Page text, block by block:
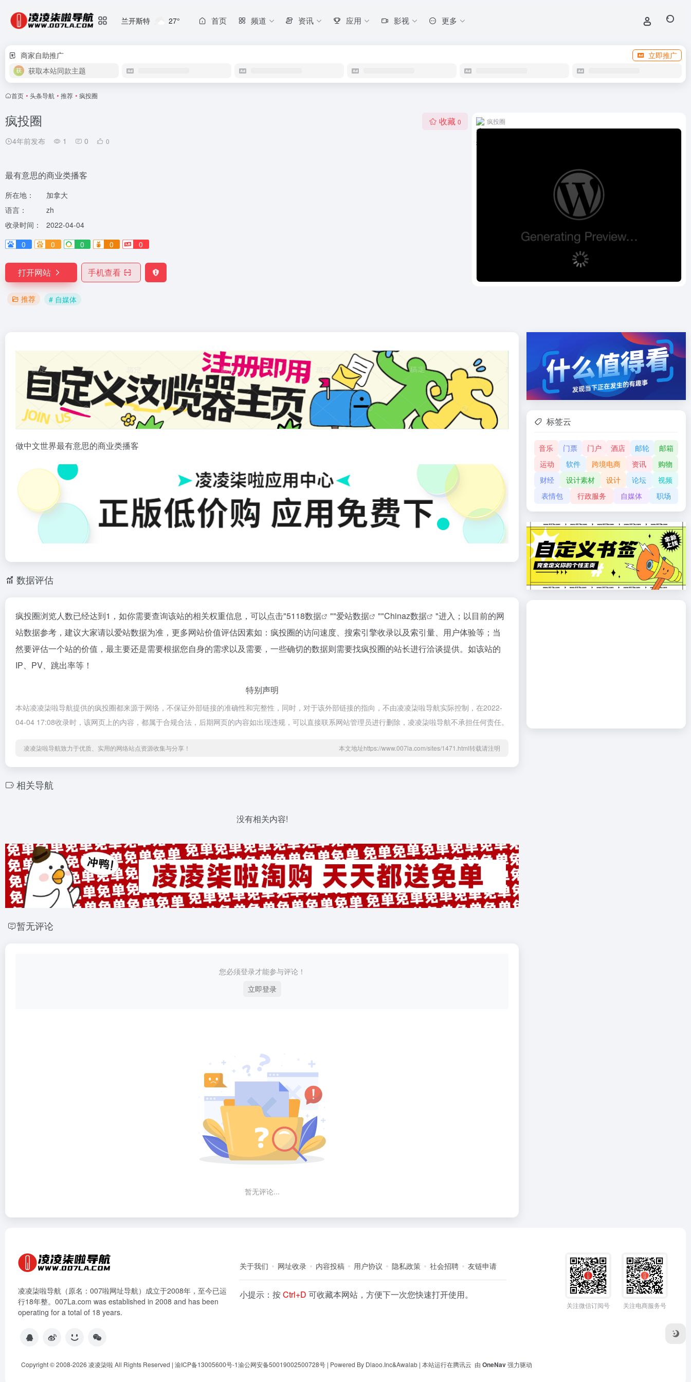
兰开斯特 27° 首页 频道 资讯 应用 影视 更多
商家自助推广
立即推广
获取本站同款主题
首页 • 头条导航 • 推荐 • 疯投圈
疯投圈
4年前发布 1 0 0
收藏 0
最有意思的商业类播客
所在地：
加拿大
语言：
zh
收录时间：
2022-04-04
0
0 0 0 0
打开网站 手机查看
推荐 # 自媒体
疯投圈
做中文世界最有意思的商业类播客
数据评估
疯投圈浏览人数已经达到1，如你需要查询该站的相关权重信息，可以点击"5118数据 ""爱站数据 ""Chinaz数据
"进入；以目前的网
站数据参考，建议大家请以爱站数据为准，更多网站价值评估因素如：疯投圈的访问速度、搜索引擎收录以及索引量、用户体验等；当
然要评估一个站的价值，最主要还是需要根据您自身的需求以及需要，一些确切的数据则需要找疯投圈的站长进行洽谈提供。如该站的
IP、PV、跳出率等！
特别声明
本站凌凌柒啦导航提供的疯投圈都来源于网络，不保证外部链接的准确性和完整性，同时，对于该外部链接的指向，不由凌凌柒啦导航实际控制，在2022-
04-04 17:08收录时，该网页上的内容，都属于合规合法，后期网页的内容如出现违规，可以直接联系网站管理员进行删除，凌凌柒啦导航不承担任何责任。
凌凌柒啦导航致力于优质、实用的网络站点资源收集与分享！ 本文地址https://www.007la.com/sites/1471.html转载请注明
相关导航
没有相关内容!
暂无评论
您必须登录才能参与评论！
立即登录
暂无评论...
标签云
音乐 门票 门户 酒店 邮轮
邮箱
运动
软件 跨境电商 资讯
购物
财经
设计素材 设计 论坛
视频
表情包
行政服务 自媒体 职场
凌凌柒啦导航（原名：007啦网址导航）成立于2008年，至今已运
行18年整。007La.com was established in 2008 and has been
operating for a total of 18 years.
关于我们 网址收录 内容投稿 用户协议 隐私政策 社会招聘 友链申请
小提示：按Ctrl+D可收藏本网站，方便下一次您快速打开使用。
关注微信订阅号 关注电商服务号
Copyright © 2008-2026 凌凌柒啦 All Rights Reserved | 渝ICP备13005600号-1渝公网安备50019002500728号 | Powered By Dlaoo.Inc&Awalab | 本站运行在腾讯云 由 OneNav强力驱动